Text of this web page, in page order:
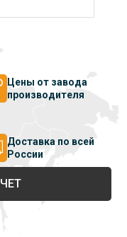
Цены от завода
производителя
Доставка по всей
России